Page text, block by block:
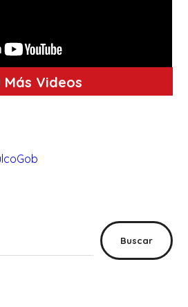
Más Videos
Buscar